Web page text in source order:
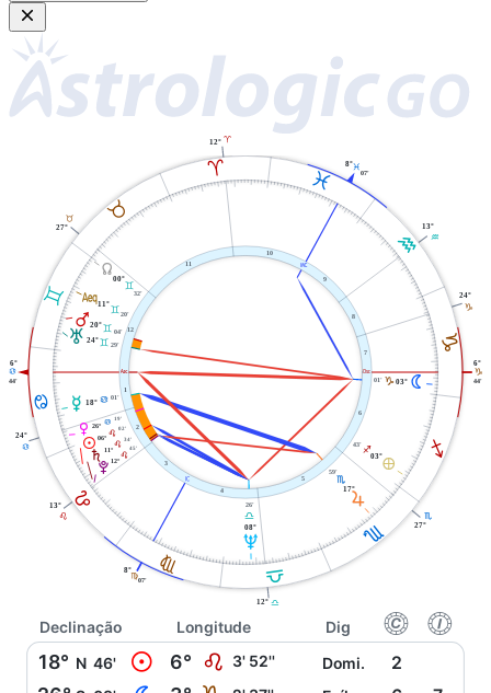
A
B
C
D
E
F
G
H
I
J
K
L
1
W
2
3
4
j 5
6
7
i
8
9
10
X
11
12
D
6°
44'
D
24°
E
13°
F
8°
07'
G
12°
H
27°
J
6°
44'
J
24°
K
13°
L
8°
07'
A
12°
B
27°
O 18° D 01'
P 26°
D
19'
M 06°
E
02'
S 11°
E
34'
V 12°
E
45'
U
08°
G
26' R
17°
H
59' È
03°
I
43'
N
03°
J
01'
Y
00°
C
32'
l11°
C
20'
Q20° C 04'
T 24° C 29'
Declinação Longitude Dig f g
18° N 46' M 6° E 3' 52'' Domi. 2